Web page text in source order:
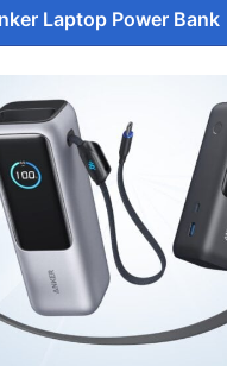
Laptop Power Bank